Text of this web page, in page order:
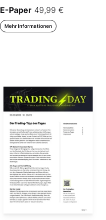
E-Paper 49,99 €
Mehr Informationen